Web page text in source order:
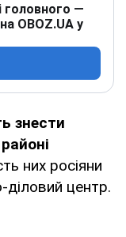
головного —
OBOZ.UA у
знести
них росіяни
центр.